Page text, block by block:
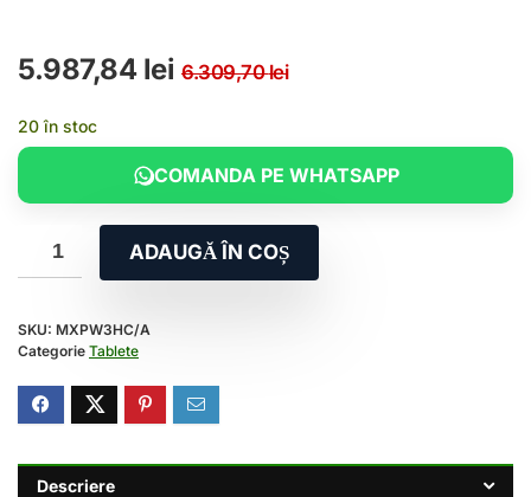
6.309,70leiPrețul inițial a
5.987,84 lei Prețul curent
20 în stoc
COMANDA PE WHATSAPP
ADAUGĂ ÎN COȘ
SKU: MXPW3HC/A
Categorie Tablete
Descriere